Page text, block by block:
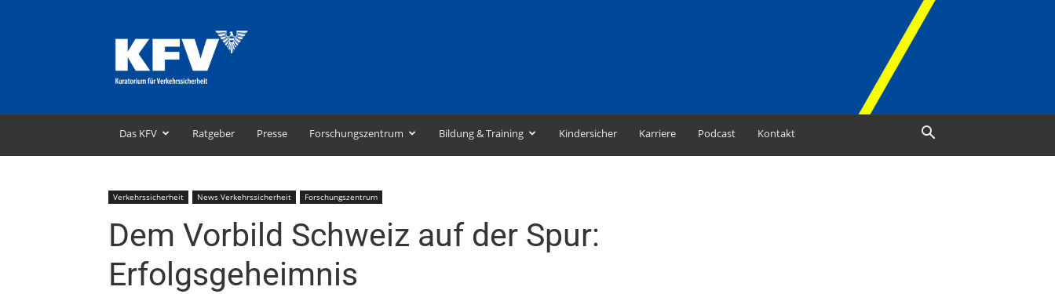
–
Kuratorium
für
Das KFV Ratgeber Presse Forschungszentrum Bildung & Training Kindersicher Karriere Podcast Kontakt
Verkehrssicherheit News Verkehrssicherheit Forschungszentrum
Dem Vorbild Schweiz auf der Spur:
Erfolgsgeheimnis